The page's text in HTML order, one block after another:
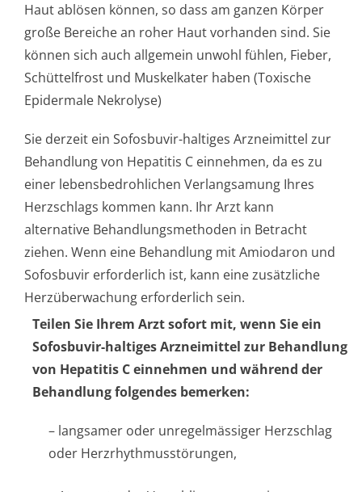
Haut ablösen können, so dass am ganzen Körper
große Bereiche an roher Haut vorhanden sind. Sie
können sich auch allgemein unwohl fühlen, Fieber,
Schüttelfrost und Muskelkater haben (Toxische
Epidermale Nekrolyse)
Sie derzeit ein Sofosbuvir-haltiges Arzneimittel zur
Behandlung von Hepatitis C einnehmen, da es zu
einer lebensbedrohlichen Verlangsamung Ihres
Herzschlags kommen kann. Ihr Arzt kann
alternative Behandlungsmethoden in Betracht
ziehen. Wenn eine Behandlung mit Amiodaron und
Sofosbuvir erforderlich ist, kann eine zusätzliche
Herzüberwachung erforderlich sein.
Teilen Sie Ihrem Arzt sofort mit, wenn Sie ein
Sofosbuvir-haltiges Arzneimittel zur Behandlung
von Hepatitis C einnehmen und während der
Behandlung folgendes bemerken:
– langsamer oder unregelmässiger Herzschlag
oder Herzrhythmusstörun­gen,